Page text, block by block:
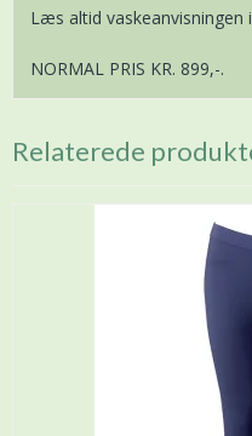
Læs altid vaskeanvisningen
NORMAL PRIS KR. 899,-.
Relaterede